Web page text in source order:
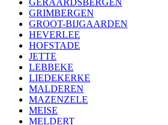
GRIMBERGEN
GROOT-BIJGAARDEN
HEVERLEE
HOFSTADE
JETTE
LEBBEKE
LIEDEKERKE
MALDEREN
MAZENZELE
MEISE
MELDERT